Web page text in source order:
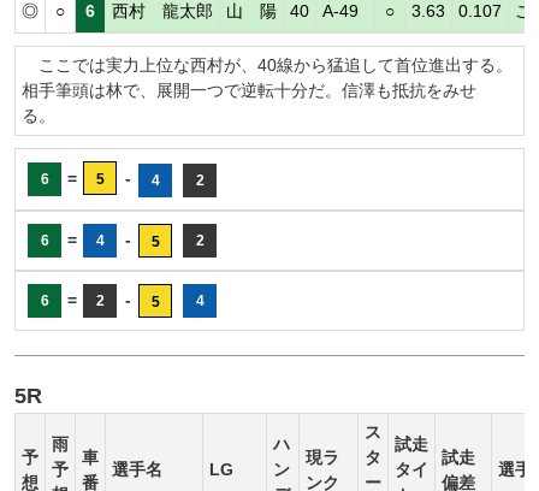
◎ ○ 6 西村 龍太郎 山 陽 40 A-49 ○ 3.63 0.107 こ
ここでは実力上位な西村が、40線から猛追して首位進出する。
相手筆頭は林で、展開一つで逆転十分だ。信澤も抵抗をみせ
る。
6 = 5 - 4 2
6 = 4 - 5 2
6 = 2 - 5 4
5R
予
想
雨
予
車
番
選手名 LG
ハ
ン
現ラ
ンク
ス
タ
ー
試走
タイ
試走
偏差
選手